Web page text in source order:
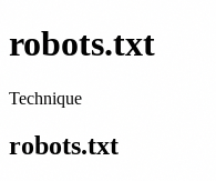
robots.txt
Technique
robots.txt